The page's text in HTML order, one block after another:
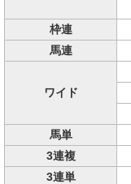
枠連
馬連
ワイド
馬単
3連複
3連単